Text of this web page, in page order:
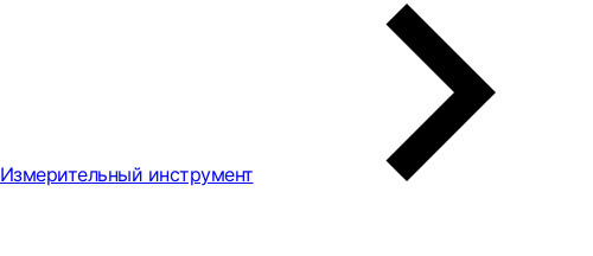
Измерительный инструмент